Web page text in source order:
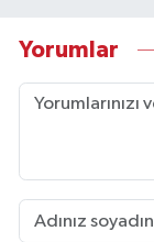
Yorumlar